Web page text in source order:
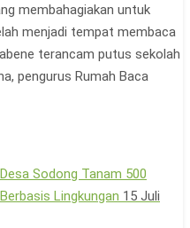
membahagiakan untuk
menjadi tempat membaca
terancam putus sekolah
pengurus Rumah Baca
Sodong Tanam 500
Lingkungan 15 Juli